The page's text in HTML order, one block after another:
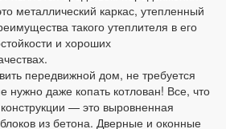
металлический каркас, утепленный
такого утеплителя в его
и хороших
передвижной дом, не требуется
нужно даже копать котлован! Все, что
— это выровненная
из бетона. Дверные и оконные